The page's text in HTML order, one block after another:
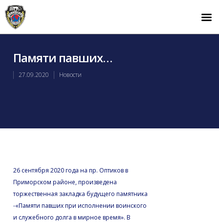
Памяти павших…
27.09.2020 Новости
26 сентября 2020 года на пр. Оптиков в
Приморском районе, произведена
торжественная закладка будущего памятника
-«Памяти павших при исполнении воинского
и служебного долга в мирное время». В